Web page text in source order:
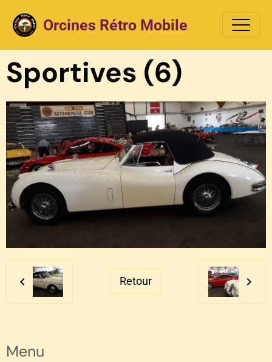
Orcines Rétro Mobile
Sportives (6)
Retour
Menu